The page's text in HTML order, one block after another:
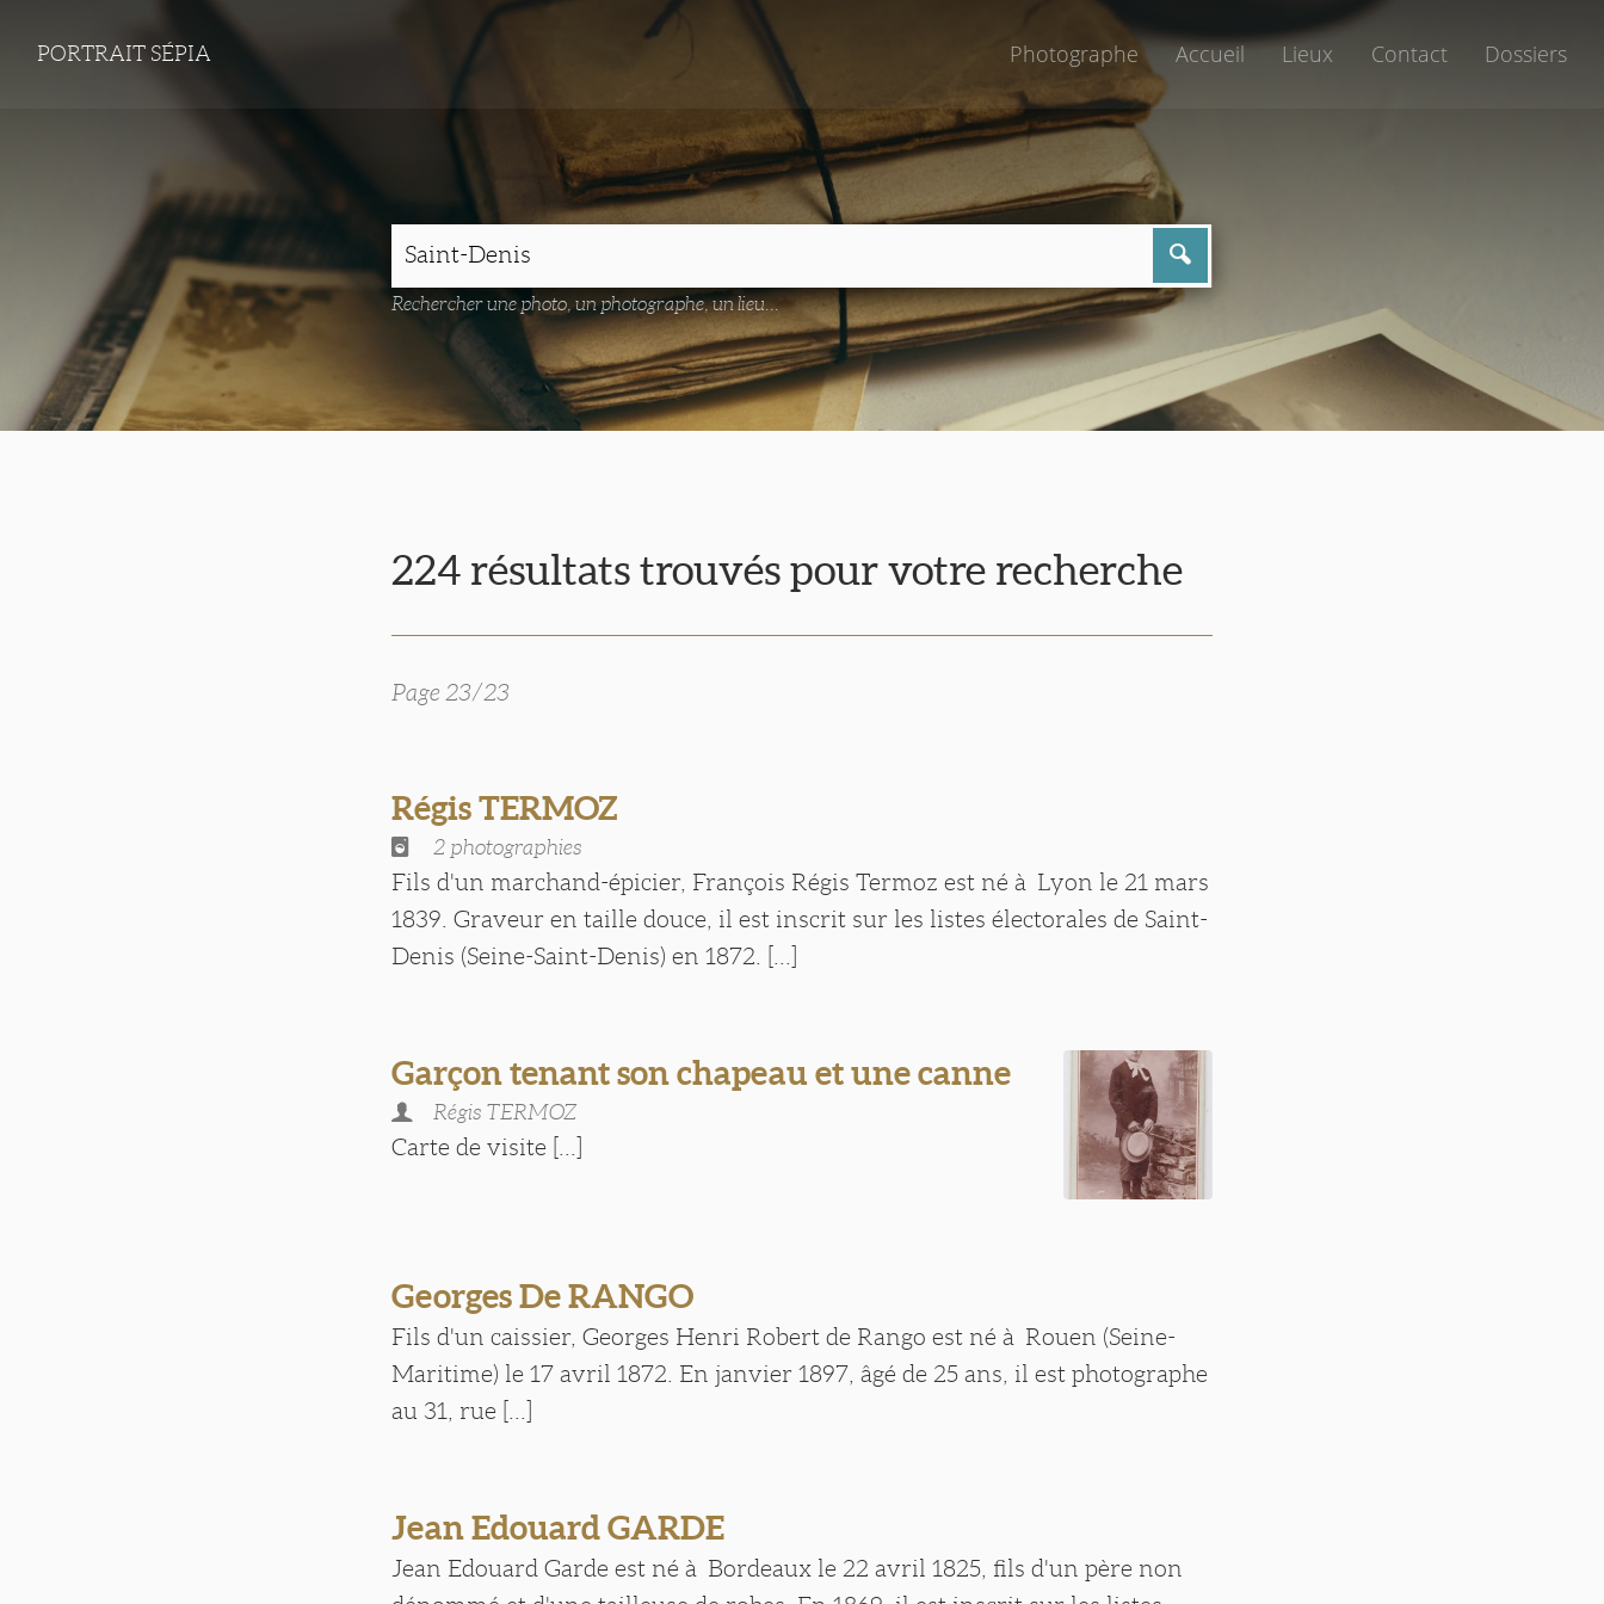
PORTRAIT SÉPIA Photographe Accueil Lieux Contact Dossiers
Rechercher une photo, un photographe, un lieu...
224 résultats trouvés pour votre recherche
Page 23/23
Régis TERMOZ
2 photographies
Fils d'un marchand-épicier, François Régis Termoz est né à Lyon le 21 mars
1839. Graveur en taille douce, il est inscrit sur les listes électorales de Saint-
Denis (Seine-Saint-Denis) en 1872. [...]
Garçon tenant son chapeau et une canne
Régis TERMOZ
Carte de visite [...]
Georges De RANGO
Fils d'un caissier, Georges Henri Robert de Rango est né à Rouen (Seine-
Maritime) le 17 avril 1872. En janvier 1897, âgé de 25 ans, il est photographe
au 31, rue [...]
Jean Edouard GARDE
Jean Edouard Garde est né à Bordeaux le 22 avril 1825, fils d'un père non